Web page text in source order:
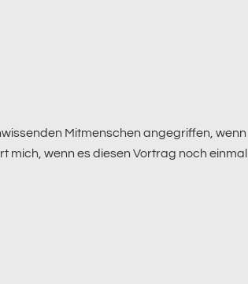
Mitmenschen angegriffen, wenn
mich, wenn es diesen Vortrag noch einmal